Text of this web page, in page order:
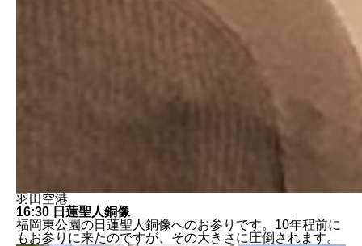
羽田空港
16:30 日蓮聖人銅像
福岡東公園の日蓮聖人銅像へのお参りです。10年程前に
もお参りに来たのですが、その大きさに圧倒されます。